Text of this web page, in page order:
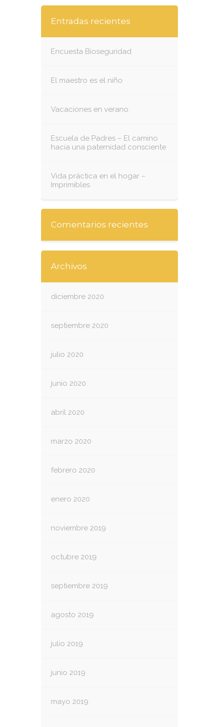
Entradas recientes
Encuesta Bioseguridad
El maestro es el niño
Vacaciones en verano
Escuela de Padres – El camino
hacia una paternidad consciente
Vida práctica en el hogar –
Imprimibles
Comentarios recientes
Archivos
diciembre 2020
septiembre 2020
julio 2020
junio 2020
abril 2020
marzo 2020
febrero 2020
enero 2020
noviembre 2019
octubre 2019
septiembre 2019
agosto 2019
julio 2019
junio 2019
mayo 2019